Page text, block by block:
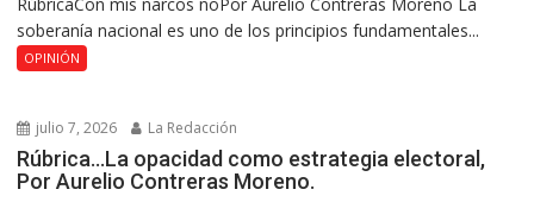
RúbricaCon mis narcos noPor Aurelio Contreras Moreno La
soberanía nacional es uno de los principios fundamentales...
OPINIÓN
julio 7, 2026 La Redacción
Rúbrica…La opacidad como estrategia electoral,
Por Aurelio Contreras Moreno.